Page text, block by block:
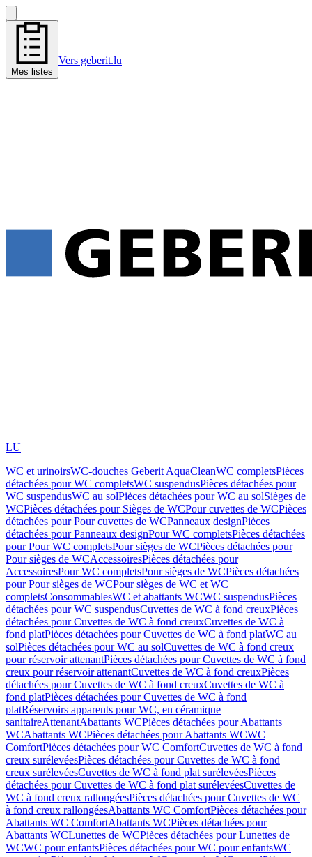
Mes listes
Vers geberit.lu
LU
WC et urinoirsWC-douches Geberit AquaCleanWC completsPièces
détachées pour WC completsWC suspendusPièces détachées pour
WC suspendusWC au solPièces détachées pour WC au solSièges de
WCPièces détachées pour Sièges de WCPour cuvettes de WCPièces
détachées pour Pour cuvettes de WCPanneaux designPièces
détachées pour Panneaux designPour WC completsPièces détachées
pour Pour WC completsPour sièges de WCPièces détachées pour
Pour sièges de WCAccessoiresPièces détachées pour
AccessoiresPour WC completsPour sièges de WCPièces détachées
pour Pour sièges de WCPour sièges de WC et WC
completsConsommablesWC et abattants WCWC suspendusPièces
détachées pour WC suspendusCuvettes de WC à fond creuxPièces
détachées pour Cuvettes de WC à fond creuxCuvettes de WC à
fond platPièces détachées pour Cuvettes de WC à fond platWC au
solPièces détachées pour WC au solCuvettes de WC à fond creux
pour réservoir attenantPièces détachées pour Cuvettes de WC à fond
creux pour réservoir attenantCuvettes de WC à fond creuxPièces
détachées pour Cuvettes de WC à fond creuxCuvettes de WC à
fond platPièces détachées pour Cuvettes de WC à fond
platRéservoirs apparents pour WC, en céramique
sanitaireAttenantAbattants WCPièces détachées pour Abattants
WCAbattants WCPièces détachées pour Abattants WCWC
ComfortPièces détachées pour WC ComfortCuvettes de WC à fond
creux surélevéesPièces détachées pour Cuvettes de WC à fond
creux surélevéesCuvettes de WC à fond plat surélevéesPièces
détachées pour Cuvettes de WC à fond plat surélevéesCuvettes de
WC à fond creux rallongéesPièces détachées pour Cuvettes de WC
à fond creux rallongéesAbattants WC ComfortPièces détachées pour
Abattants WC ComfortAbattants WCPièces détachées pour
Abattants WCLunettes de WCPièces détachées pour Lunettes de
WCWC pour enfantsPièces détachées pour WC pour enfantsWC